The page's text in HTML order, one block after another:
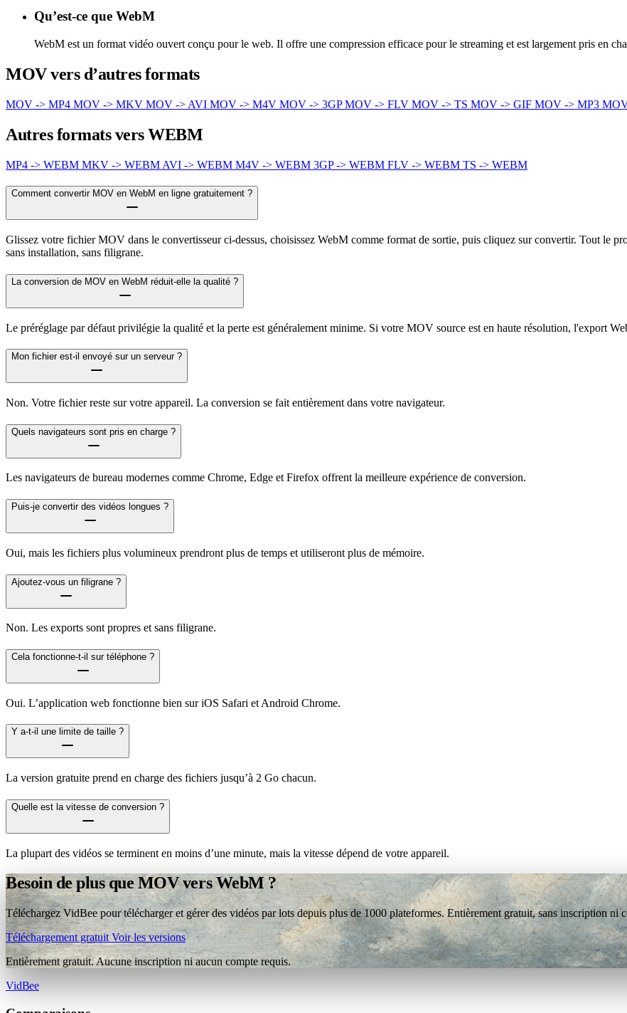
Qu’est-ce que WebM
WebM est un format vidéo ouvert conçu pour le web. Il offre une compression efficace pour le streaming et est largement pris en
MOV vers d’autres formats
MOV -> MP4 MOV -> MKV MOV -> AVI MOV -> M4V MOV -> 3GPMOV -> FLV MOV -> TS MOV -> GIF MOV -> MP3
Autres formats vers WEBM
MP4 -> WEBM MKV -> WEBM AVI -> WEBM M4V -> WEBM 3GP -> WEBM FLV -> WEBM TS -> WEBM
Comment convertir MOV en WebM en ligne gratuitement ?
Glissez votre fichier MOV dans le convertisseur ci-dessus, choisissez WebM comme format de sortie, puis cliquez sur convertir. Tout le
sans installation, sans filigrane.
La conversion de MOV en WebM réduit-elle la qualité ?
Le préréglage par défaut privilégie la qualité et la perte est généralement minime. Si votre MOV source est en haute résolution, l'export
Mon fichier est-il envoyé sur un serveur ?
Non. Votre fichier reste sur votre appareil. La conversion se fait entièrement dans votre navigateur.
Quels navigateurs sont pris en charge ?
Les navigateurs de bureau modernes comme Chrome, Edge et Firefox offrent la meilleure expérience de conversion.
Puis-je convertir des vidéos longues ?
Oui, mais les fichiers plus volumineux prendront plus de temps et utiliseront plus de mémoire.
Ajoutez-vous un filigrane ?
Non. Les exports sont propres et sans filigrane.
Cela fonctionne-t-il sur téléphone ?
Oui. L’application web fonctionne bien sur iOS Safari et Android Chrome.
Y a-t-il une limite de taille ?
La version gratuite prend en charge des fichiers jusqu’à 2 Go chacun.
Quelle est la vitesse de conversion ?
La plupart des vidéos se terminent en moins d’une minute, mais la vitesse dépend de votre appareil.
Besoin de plus que MOV vers WebM ?
Téléchargez VidBee pour télécharger et gérer des vidéos par lots depuis plus de 1000 plateformes. Entièrement gratuit, sans inscription ni
Téléchargement gratuitVoir les versions
Entièrement gratuit. Aucune inscription ni aucun compte requis.
VidBee